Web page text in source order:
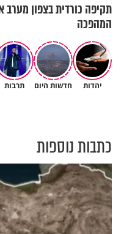
תקיפה כורדית בצפון
המהפכה
יהדות חדשות היום תרבות
תשתמש באהבה של השם
כתבות נוספות